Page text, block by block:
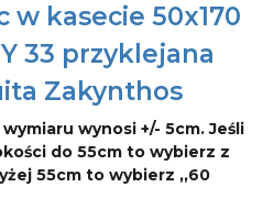
w kasecie 50x170
33 przyklejana
Zakynthos
wynosi +/- 5cm. Jeśli
do 55cm to wybierz z
55cm to wybierz ,,60